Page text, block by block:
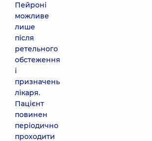
Пейроні
можливе
лише
після
ретельного
обстеження
і
призначень
лікаря.
Пацієнт
повинен
періодично
проходити